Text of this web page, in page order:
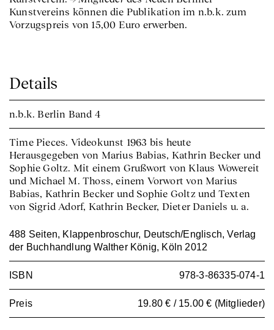
Kunstvereins können die Publikation im n.b.k. zum
Vorzugspreis von 15,00 Euro erwerben.
Details
n.b.k. Berlin Band 4
Time Pieces. Videokunst 1963 bis heute
Herausgegeben von Marius Babias, Kathrin Becker und
Sophie Goltz. Mit einem Grußwort von Klaus Wowereit
und Michael M. Thoss, einem Vorwort von Marius
Babias, Kathrin Becker und Sophie Goltz und Texten
von Sigrid Adorf, Kathrin Becker, Dieter Daniels u. a.
488 Seiten, Klappenbroschur, Deutsch/Englisch, Verlag
der Buchhandlung Walther König, Köln 2012
ISBN 978-3-86335-074-1
Preis 19.80 € / 15.00 € (Mitglieder)